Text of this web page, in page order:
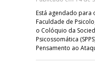
Está agendado para
Faculdade de
o Colóquio da
Psicossomática
Pensamento ao